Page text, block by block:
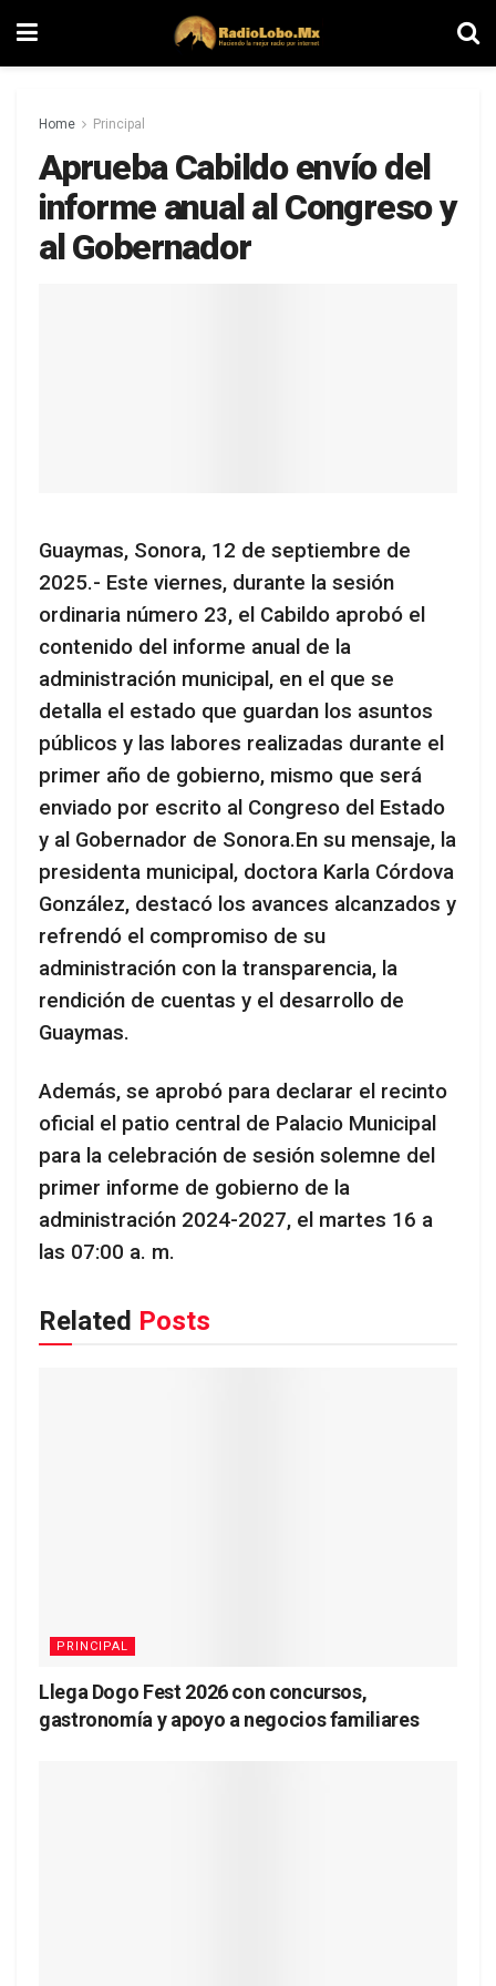
Home Principal
Aprueba Cabildo envío del
informe anual al Congreso y
al Gobernador
Guaymas, Sonora, 12 de septiembre de
2025.- Este viernes, durante la sesión
ordinaria número 23, el Cabildo aprobó el
contenido del informe anual de la
administración municipal, en el que se
detalla el estado que guardan los asuntos
públicos y las labores realizadas durante el
primer año de gobierno, mismo que será
enviado por escrito al Congreso del Estado
y al Gobernador de Sonora.En su mensaje, la
presidenta municipal, doctora Karla Córdova
González, destacó los avances alcanzados y
refrendó el compromiso de su
administración con la transparencia, la
rendición de cuentas y el desarrollo de
Guaymas.
Además, se aprobó para declarar el recinto
oficial el patio central de Palacio Municipal
para la celebración de sesión solemne del
primer informe de gobierno de la
administración 2024-2027, el martes 16 a
las 07:00 a. m.
Related Posts
PRINCIPAL
Llega Dogo Fest 2026 con concursos,
gastronomía y apoyo a negocios familiares